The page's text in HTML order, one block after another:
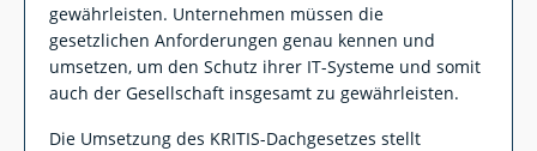
gewährleisten. Unternehmen müssen die
gesetzlichen Anforderungen genau kennen und
umsetzen, um den Schutz ihrer IT-Systeme und somit
auch der Gesellschaft insgesamt zu gewährleisten.
Die Umsetzung des KRITIS-Dachgesetzes stellt